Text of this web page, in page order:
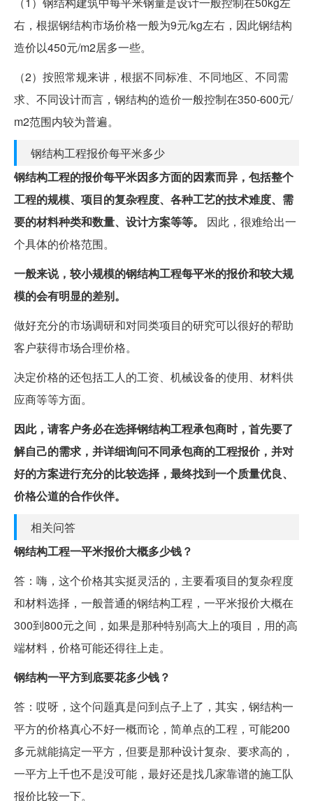
右，根据钢结构市场价格一般为9元/kg左右，因此钢结构
造价以450元/m2居多一些。
（2）按照常规来讲，根据不同标准、不同地区、不同需
求、不同设计而言，钢结构的造价一般控制在350-600元/
m2范围内较为普遍。
钢结构工程报价每平米多少
钢结构工程的报价每平米因多方面的因素而异，包括整个
工程的规模、项目的复杂程度、各种工艺的技术难度、需
要的材料种类和数量、设计方案等等。
因此，很难给出一
个具体的价格范围。
一般来说，较小规模的钢结构工程每平米的报价和较大规
模的会有明显的差别。
做好充分的市场调研和对同类项目的研究可以很好的帮助
客户获得市场合理价格。
决定价格的还包括工人的工资、机械设备的使用、材料供
应商等等方面。
因此，请客户务必在选择钢结构工程承包商时，首先要了
解自己的需求，并详细询问不同承包商的工程报价，并对
好的方案进行充分的比较选择，最终找到一个质量优良、
价格公道的合作伙伴。
相关问答
钢结构工程一平米报价大概多少钱？
答：嗨，这个价格其实挺灵活的，主要看项目的复杂程度
和材料选择，一般普通的钢结构工程，一平米报价大概在
300到800元之间，如果是那种特别高大上的项目，用的高
端材料，价格可能还得往上走。
钢结构一平方到底要花多少钱？
答：哎呀，这个问题真是问到点子上了，其实，钢结构一
平方的价格真心不好一概而论，简单点的工程，可能200
多元就能搞定一平方，但要是那种设计复杂、要求高的，
一平方上千也不是没可能，最好还是找几家靠谱的施工队
报价比较一下。